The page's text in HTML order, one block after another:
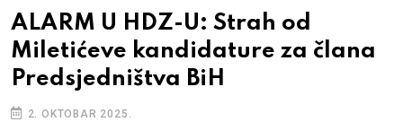
ALARM U HDZ-U: Strah od
Miletićeve kandidature za člana
Predsjedništva BiH
2. OKTOBAR 2025.